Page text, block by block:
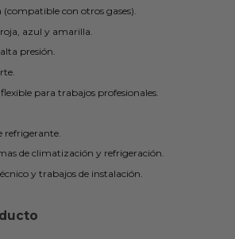
(compatible con otros gases).
azul y amarilla.
presión.
para trabajos profesionales.
refrigerante.
de climatización y refrigeración.
y trabajos de instalación.